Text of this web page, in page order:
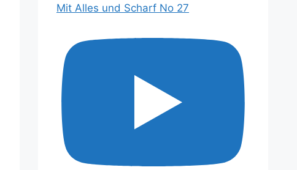
Mit Alles und Scharf No 27